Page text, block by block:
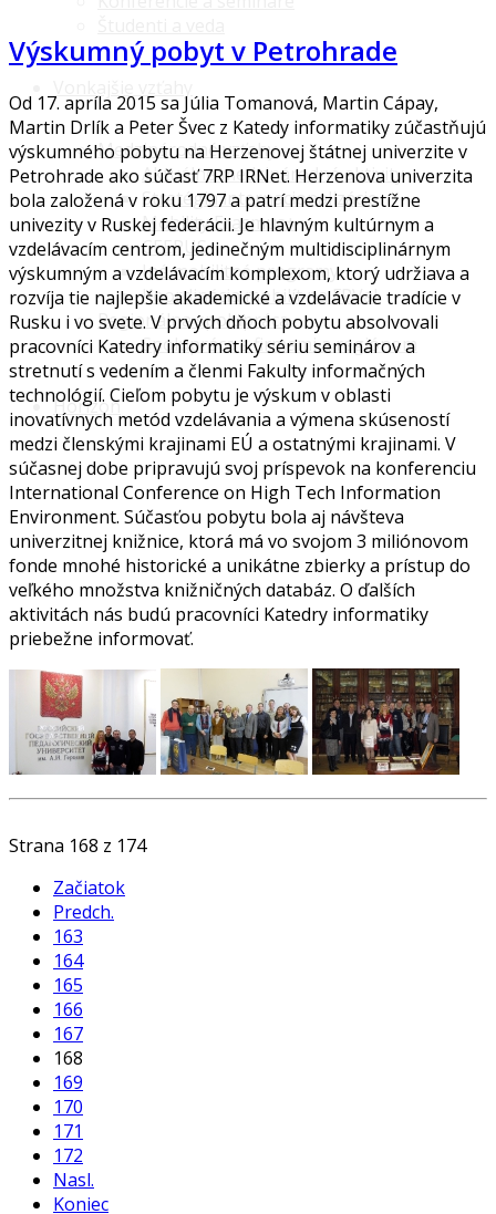
Medzinárodné vzťahy
Aktuálne medzinárodné aktivity
Stratégia internacionalizácie
Mobility Erasmus+
CEEPUS
Iné mobilitné programy
Koordinácia mobilít na FPVaI
Regionálna spolupráca
Spolupráca s firmami a regiónom
Horizon
Výskumný pobyt v Petrohrade
Od 17. apríla 2015 sa Júlia Tomanová, Martin Cápay,
Martin Drlík a Peter Švec z Katedy informatiky zúčastňujú
výskumného pobytu na Herzenovej štátnej univerzite v
Petrohrade ako súčasť 7RP IRNet. Herzenova univerzita
bola založená v roku 1797 a patrí medzi prestížne
univezity v Ruskej federácii. Je hlavným kultúrnym a
vzdelávacím centrom, jedinečným multidisciplinárnym
výskumným a vzdelávacím komplexom, ktorý udržiava a
rozvíja tie najlepšie akademickéavzdelávacie tradície v
Rusku i vo svete. V prvých dňoch pobytu absolvovali
pracovníci Katedry informatiky sériu seminárov a
stretnutí s vedením a členmi Fakulty informačných
technológií. Cieľom pobytu je výskum v oblasti
inovatívnych metód vzdelávania a výmena skúseností
medzi členskými krajinami EÚ a ostatnými krajinami. V
súčasnej dobe pripravujú svoj príspevok na konferenciu
International Conference on High Tech Information
Environment. Súčasťou pobytu bola aj návšteva
univerzitnej knižnice, ktorá má vo svojom 3 miliónovom
fonde mnohé historické a unikátne zbierky a prístup do
veľkého množstva knižničných databáz. O ďalších
aktivitách nás budú pracovníci Katedry informatiky
priebežne informovať.
Strana 168 z 174
Začiatok
Predch.
163
164
165
166
167
168
169
170
171
172
Nasl.
Koniec